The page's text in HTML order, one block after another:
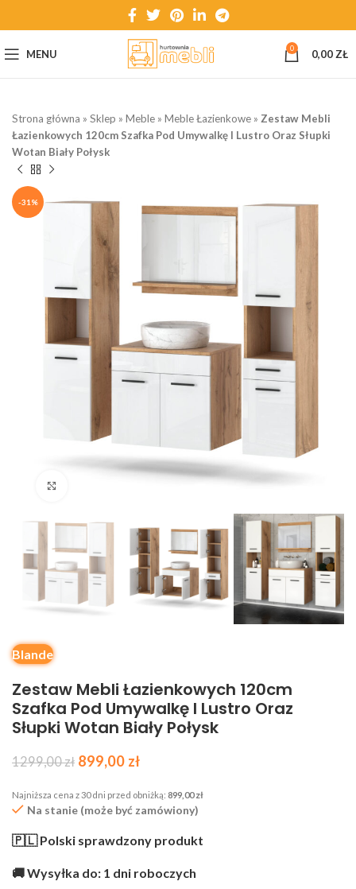
MENU 0 0,00 ZŁ
Strona główna » Sklep » Meble » Meble Łazienkowe » Zestaw Mebli
Łazienkowych 120cm Szafka Pod Umywalkę I Lustro Oraz Słupki
Wotan Biały Połysk
-31%
Blande
Zestaw Mebli Łazienkowych 120cm
Szafka Pod Umywalkę I Lustro Oraz
Słupki Wotan Biały Połysk
1299,00zł 899,00 zł
Najniższa cena z 30 dni przed obniżką: 899,00zł
Na stanie (może być zamówiony)
🇵🇱 Polski sprawdzony produkt
🚚 Wysyłka do: 1 dni roboczych